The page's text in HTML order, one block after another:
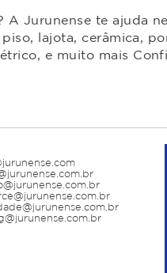
Jurunense te ajuda
lajota, cerâmica,
e muito mais